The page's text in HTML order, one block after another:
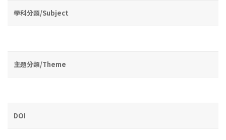
學科分類/Subject
主題分類/Theme
DOI